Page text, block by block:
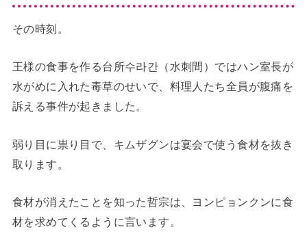
その時刻。
王様の食事を作る台所수라간（水刺間）ではハン室長が
水がめに入れた毒草のせいで、料理人たち全員が腹痛を
訴える事件が起きました。
弱り目に祟り目で、キムザグンは宴会で使う食材を抜き
取ります。
食材が消えたことを知った哲宗は、ヨンピョンクンに食
材を求めてくるように言います。